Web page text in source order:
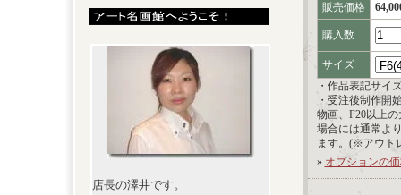
店長の澤井です。
販売価格
購入数
サイズ
・作品表記サイ
・受注後制作開
物画、F20以上
場合には通常よ
ます。(※アウト
» オプションの